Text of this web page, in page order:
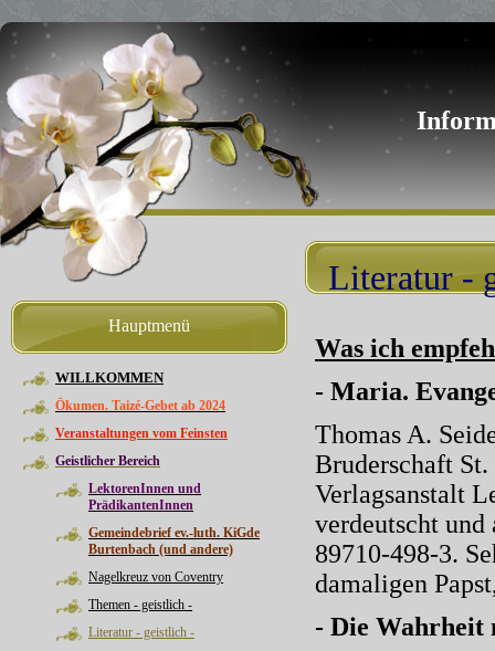
Hauptmenü
WILLKOMMEN
Ökumen. Taizé-Gebet ab 2024
Veranstaltungen vom Feinsten
Geistlicher Bereich
LektorenInnen und
PrädikantenInnen
Gemeindebrief ev.-luth. KiGde
Burtenbach (und andere)
Nagelkreuz von Coventry
Themen - geistlich -
Literatur - geistlich -
Literatur -
Was ich
- Maria.
Thomas A.
Bruderschaft
Verlagsanstalt
verdeutscht
89710-498-3.
damaligen
- Die Wahrheit